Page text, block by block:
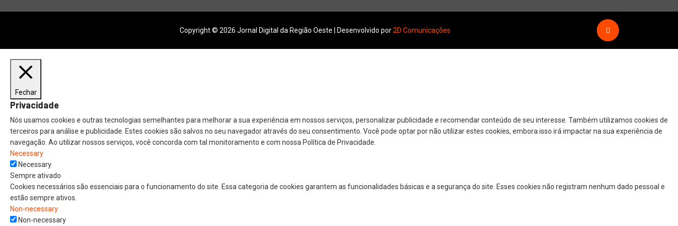
Copyright © 2026 Jornal Digital da Região Oeste | Desenvolvido por2D Comunicações
Fechar
Privacidade
Nós usamos cookies e outras tecnologias semelhantes para melhorar a sua experiência em nossos serviços, personalizar publicidade e recomendar conteúdo de seu interesse. Também utilizamos cookies de
terceiros para análise e publicidade. Estes cookies são salvos no seu navegador através do seu consentimento. Você pode optar por não utilizar estes cookies, embora isso irá impactar na sua experiência de
navegação. Ao utilizar nossos serviços, você concorda com tal monitoramento e com nossa Política de Privacidade.
Necessary
Necessary
Sempre ativado
Cookies necessários são essenciais para o funcionamento do site. Essa categoria de cookies garantem as funcionalidades básicas e a segurança do site. Esses cookies não registram nenhum dado pessoal e
estão sempre ativos.
Non-necessary
Non-necessary